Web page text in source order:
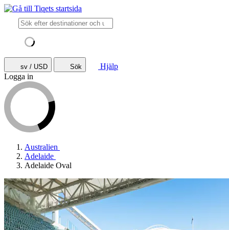
sv / USD Sök
Hjälp
Logga in
Australien
Adelaide
Adelaide Oval